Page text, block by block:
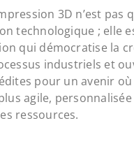
3D n’est pas
technologique ; elle
qui démocratise la
industriels et
pour un avenir où
agile,
ressources.